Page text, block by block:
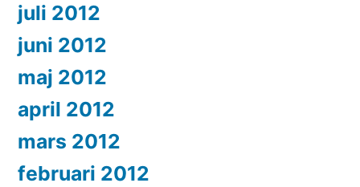
juli 2012
juni 2012
maj 2012
april 2012
mars 2012
februari 2012